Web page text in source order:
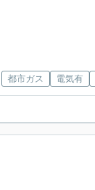
都市ガス 電気有